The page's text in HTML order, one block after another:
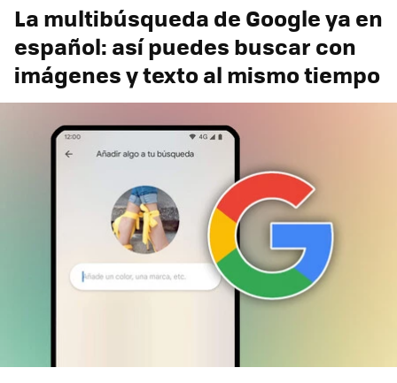
La multibúsqueda de Google ya en
español: así puedes buscar con
imágenes y texto al mismo tiempo